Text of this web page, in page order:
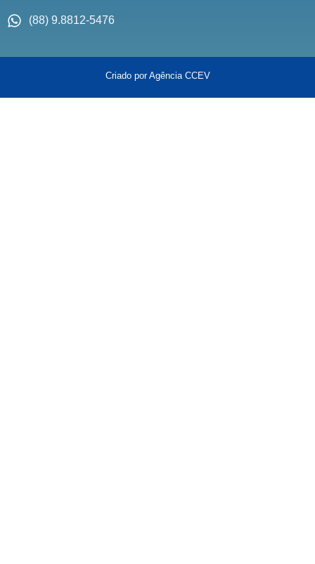
(88) 9.8812-5476
Criado por Agência CCEV